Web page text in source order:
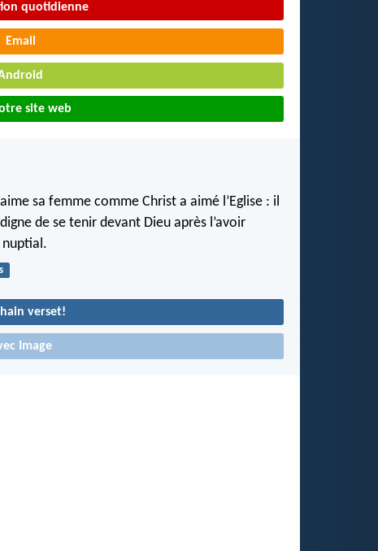
quotidienne
Email
site web
sa femme comme Christ a aimé l’Eglise : il
de se tenir devant Dieu après l’avoir
nuptial.
verset!
Image